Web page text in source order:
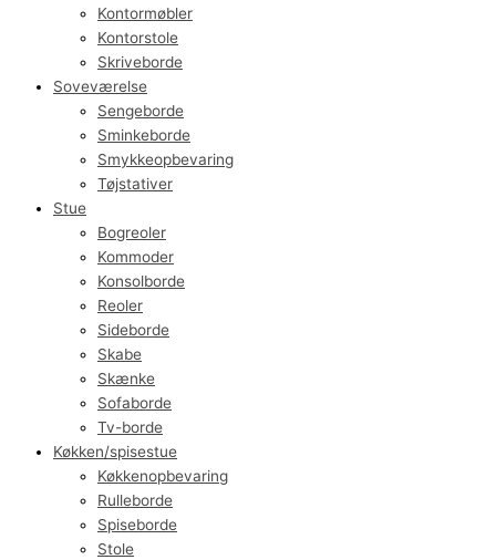
Kontormøbler
Kontorstole
Skriveborde
Soveværelse
Sengeborde
Sminkeborde
Smykkeopbevaring
Tøjstativer
Stue
Bogreoler
Kommoder
Konsolborde
Reoler
Sideborde
Skabe
Skænke
Sofaborde
Tv-borde
Køkken/spisestue
Køkkenopbevaring
Rulleborde
Spiseborde
Stole